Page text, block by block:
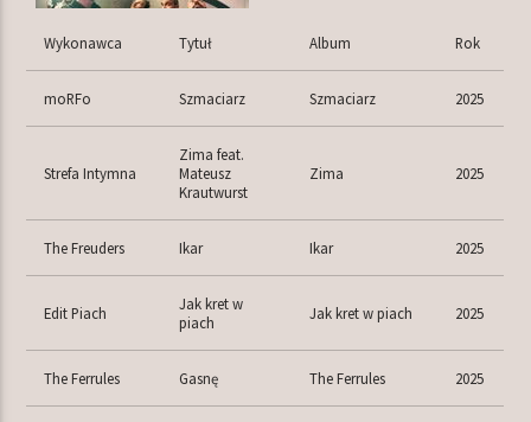
INDIE ORBIT
20:00
Radio Orbit
Wykonawca Tytuł Album Rok
moRFo Szmaciarz Szmaciarz 2025
Strefa Intymna
Zima feat.
Mateusz
Krautwurst
Zima 2025
The Freuders Ikar Ikar 2025
Edit Piach
Jak kret w
piach
Jak kret w piach 2025
The Ferrules Gasnę The Ferrules 2025